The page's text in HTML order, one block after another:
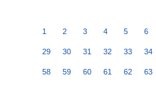
1 2 3 4 5 6
29 30 31 32 33 34
58 59 60 61 62 63